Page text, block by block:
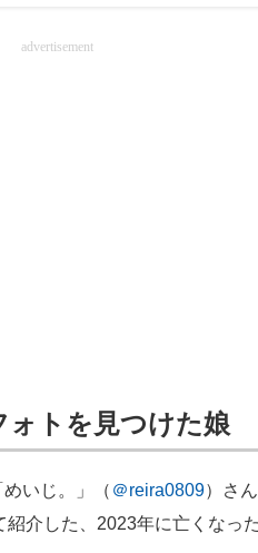
advertisement
トを見つけた娘
いじ。」（ ＠reira0809）さ
介した、2023年に亡くなっ